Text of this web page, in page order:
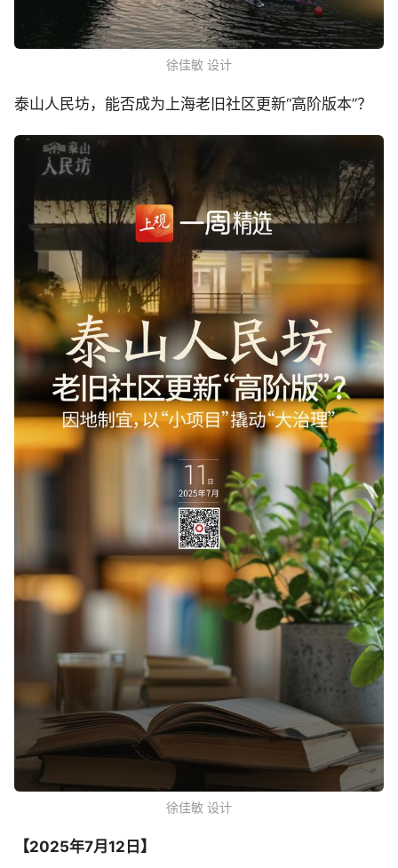
徐佳敏 设计
泰山人民坊，能否成为上海老旧社区更新“高阶版本”？
徐佳敏 设计
【2025年7月 12日】